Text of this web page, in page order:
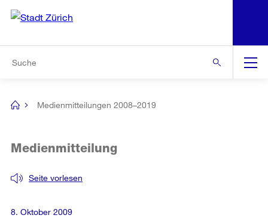
Navigation
[no
Medienmitteilungen 2008–2019
Seite vorlesen
Medienmitteilung
8. Oktober 2009